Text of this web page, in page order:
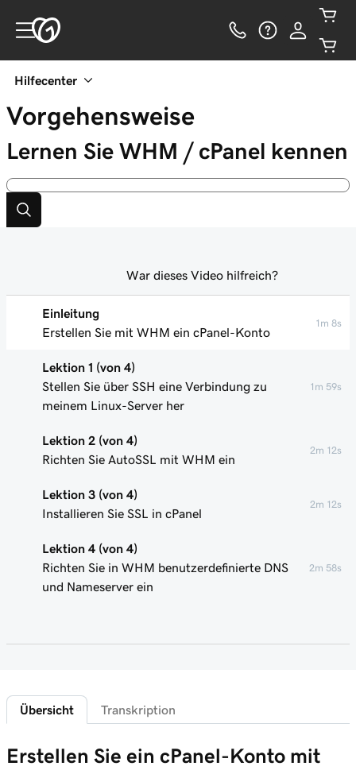
Hilfecenter
Vorgehensweise
Lernen Sie WHM / cPanel kennen
Einleitung
Erstellen Sie mit WHM ein cPanel-Konto
1m 8s
Lektion 1 (von 4)
Stellen Sie über SSH eine Verbindung zu
meinem Linux-Server her
1m 59s
Lektion 2 (von 4)
Richten Sie AutoSSL mit WHM ein
2m 12s
Lektion 3 (von 4)
Installieren Sie SSL in cPanel
2m 12s
Lektion 4 (von 4)
Richten Sie in WHM benutzerdefinierte DNS
und Nameserver ein
2m 58s
War dieses Video hilfreich?
Übersicht Transkription
Erstellen Sie ein cPanel-Konto mit